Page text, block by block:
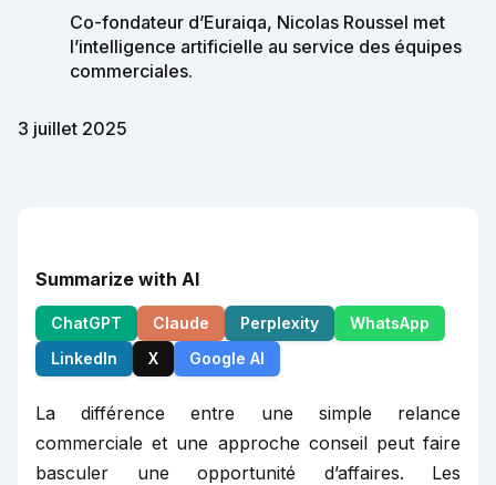
Co-fondateur d’Euraiqa, Nicolas Roussel met
l’intelligence artificielle au service des équipes
commerciales.
3 juillet 2025
Summarize with AI
ChatGPT Claude Perplexity
WhatsApp
LinkedIn
X Google AI
La différence entre une simple relance
commerciale et une approche conseil peut faire
basculer une opportunité d’affaires. Les